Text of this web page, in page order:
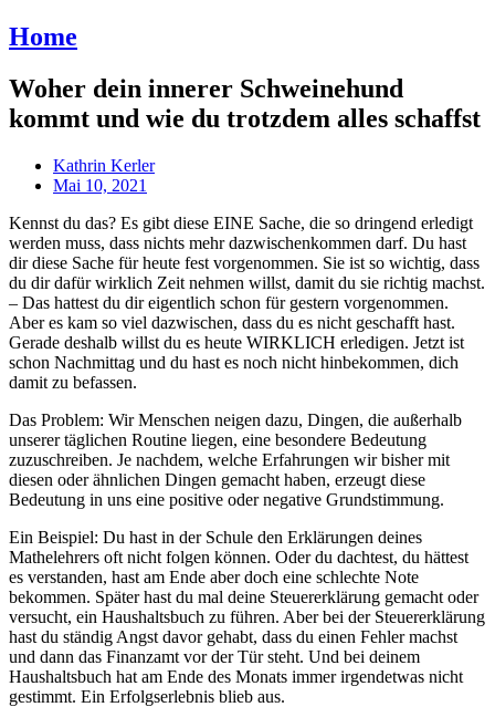
Home
Woher dein innerer Schweinehund
kommt und wie du trotzdem alles schaffst
Kathrin Kerler
Mai 10, 2021
Kennst du das? Es gibt diese EINE Sache, die so dringend erledigt
werden muss, dass nichts mehr dazwischenkommen darf. Du hast
dir diese Sache für heute fest vorgenommen. Sie ist so wichtig, dass
du dir dafür wirklich Zeit nehmen willst, damit du sie richtig machst.
– Das hattest du dir eigentlich schon für gestern vorgenommen.
Aber es kam so viel dazwischen, dass du es nicht geschafft hast.
Gerade deshalb willst du es heute WIRKLICH erledigen. Jetzt ist
schon Nachmittag und du hast es noch nicht hinbekommen, dich
damit zu befassen.
Das Problem: Wir Menschen neigen dazu, Dingen, die außerhalb
unserer täglichen Routine liegen, eine besondere Bedeutung
zuzuschreiben. Je nachdem, welche Erfahrungen wir bisher mit
diesen oder ähnlichen Dingen gemacht haben, erzeugt diese
Bedeutung in uns eine positive oder negative Grundstimmung.
Ein Beispiel: Du hast in der Schule den Erklärungen deines
Mathelehrers oft nicht folgen können. Oder du dachtest, du hättest
es verstanden, hast am Ende aber doch eine schlechte Note
bekommen. Später hast du mal deine Steuererklärung gemacht oder
versucht, ein Haushaltsbuch zu führen. Aber bei der Steuererklärung
hast du ständig Angst davor gehabt, dass du einen Fehler machst
und dann das Finanzamt vor der Tür steht. Und bei deinem
Haushaltsbuch hat am Ende des Monats immer irgendetwas nicht
gestimmt. Ein Erfolgserlebnis blieb aus.